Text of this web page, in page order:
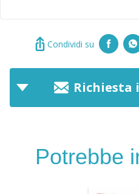
Condividi su
Richiesta
Potrebbe